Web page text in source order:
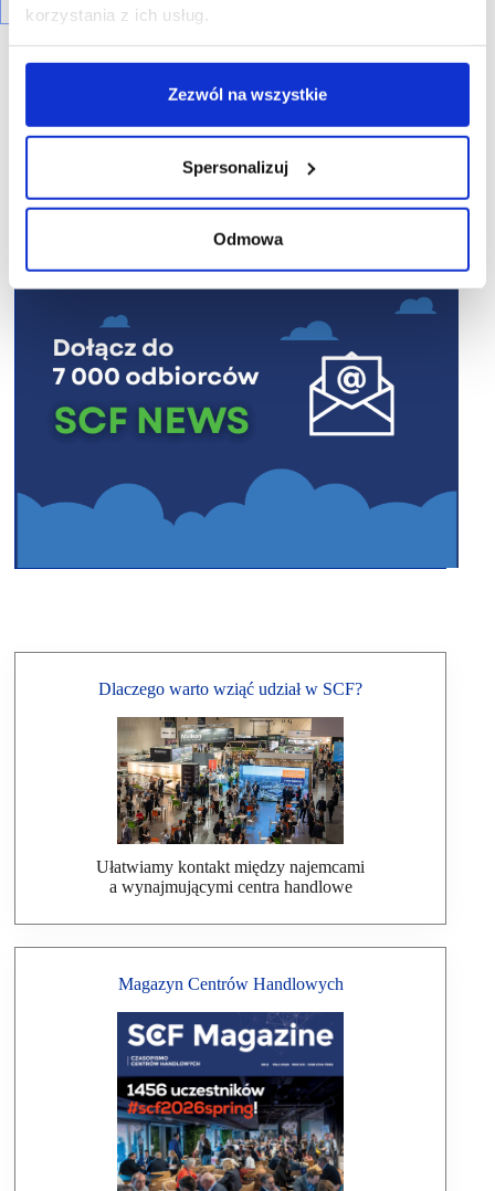
korzystania z ich usług.
Zezwól na wszystkie
Spersonalizuj
Odmowa
R E K L A M A
Dlaczego warto wziąć udział w SCF?
Ułatwiamy kontakt między najemcami
a wynajmującymi centra handlowe
Magazyn Centrów Handlowych